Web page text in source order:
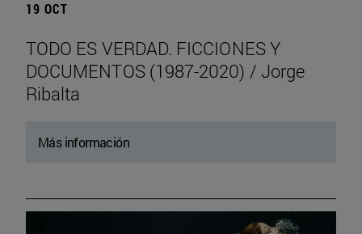
19 OCT
TODO ES VERDAD. FICCIONES Y
DOCUMENTOS (1987-2020) / Jorge
Ribalta
Más información